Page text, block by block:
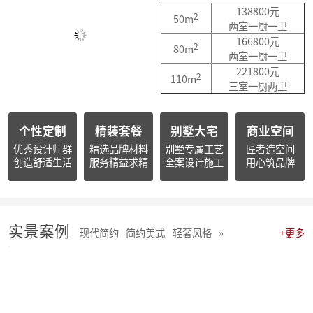
简报朱辉先生受邀出席2026杭州日报财经年会暨二届天下杭商总会年会
简报|朱辉先生受邀参加2025家装下午茶双十二家装年度盛典
简报|朱辉先生受邀参加2025中国家电厂商互融发展峰会暨浙江省家用电器流通协会十届四次会员大会
开心工作 · 快乐生活 幸福笑容源自客户的满意！
麦丰202578-85期工地巡检 怀匠心，筑匠魂，守匠情，践匠行
麦丰202567-77期工地巡检|怀匠心，筑匠魂，守匠情，践匠行
简报 | 麦丰装饰集团第三季度全员会议暨“奋战59天”目标誓师大会圆满举行
麦丰202559-66期工地巡检怀匠心，筑匠魂，守匠情，践匠行
麦丰202556-58期工地巡检怀匠心，筑匠魂，守匠情，践匠行
麦丰装饰集团董事长朱辉出席行业大会：共话家装高质量发展新路径
50m2
138800元
两室一厨一卫
80m2
166800元
两室一厨一卫
110m2
221800元
三室一厨两卫
个性定制
优秀设计师群
创造舒适生活
精装套餐
精选品牌材料
服务精益求精
别墅大宅
别墅专属工艺
全案设计施工
商业空间
匠者造空间
用心筑品牌
实景案例 现代简约 简约美式 轻奢风格 » +更多